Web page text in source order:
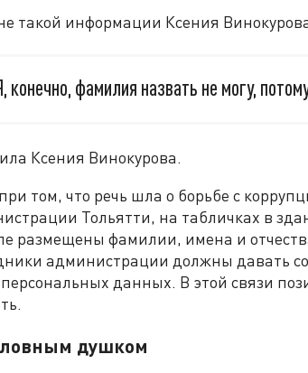
такой информации Ксения
конечно, фамилия назвать не могу,
Ксения Винокурова.
том, что речь шла о борьбе с
Тольятти, на табличках в
размещены фамилии, имена и
администрации должны давать
данных. В этой связи
душком